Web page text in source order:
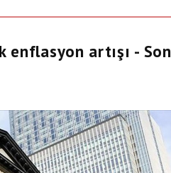
enflasyon artışı - Son